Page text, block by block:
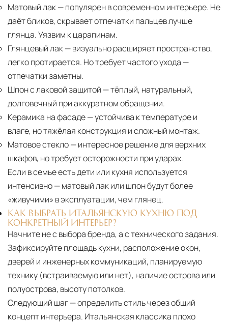
Матовый лак— популярен в современном интерьере. Не
даёт бликов, скрывает отпечатки пальцев лучше
глянца. Уязвим к царапинам.
Глянцевый лак— визуально расширяет пространство,
легко протирается. Но требует частого ухода —
отпечатки заметны.
Шпон с лаковой защитой — тёплый, натуральный,
долговечный при аккуратном обращении.
Керамика на фасаде— устойчива к температуре и
влаге, но тяжёлая конструкция и сложный монтаж.
Матовое стекло— интересное решение для верхних
шкафов, но требует осторожности при ударах.
Если в семье есть дети или кухня используется
интенсивно — матовый лак или шпон будут более
«живучими» в эксплуатации, чем глянец.
КАК ВЫБРАТЬ ИТАЛЬЯНСКУЮ КУХНЮ ПОД
КОНКРЕТНЫЙ ИНТЕРЬЕР?
Начните не с выбора бренда, а с технического задания.
Зафиксируйте площадь кухни, расположение окон,
дверей и инженерных коммуникаций, планируемую
технику (встраиваемую или нет), наличие острова или
полуострова, высоту потолков.
Следующий шаг — определить стиль через общий
концепт интерьера. Итальянская классика плохо